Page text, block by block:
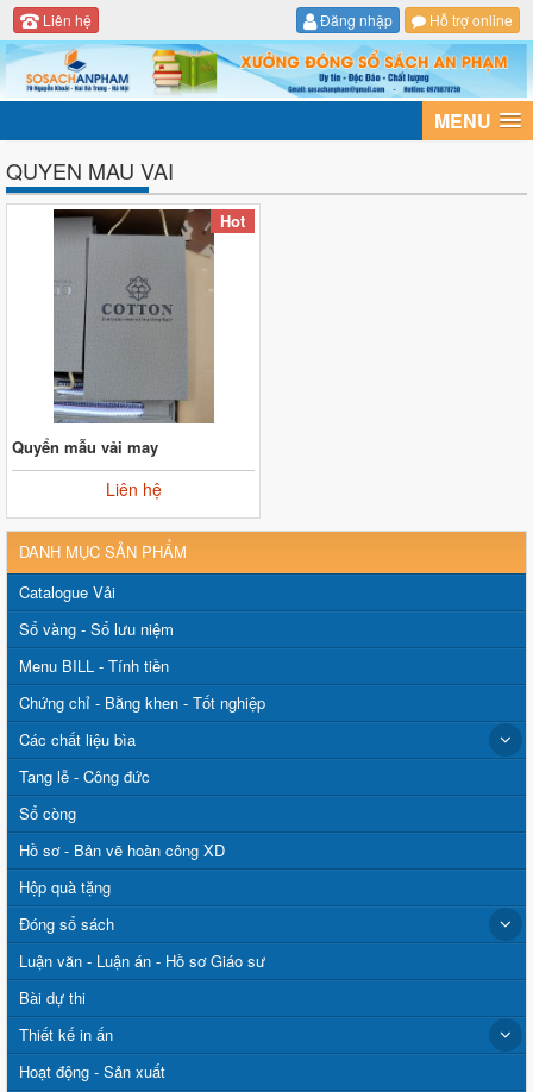
Liên hệ Đăng nhập Hỗ trợ online
MENU
QUYEN MAU VAI
Hot
Quyển mẫu vải may
Liên hệ
DANH MỤC SẢN PHẨM
Catalogue Vải
Sổ vàng - Sổ lưu niệm
Menu BILL - Tính tiền
Chứng chỉ - Bằng khen - Tốt nghiệp
Các chất liệu bìa
Tang lễ - Công đức
Sổ còng
Hồ sơ - Bản vẽ hoàn công XD
Hộp quà tặng
Đóng sổ sách
Luận văn - Luận án - Hồ sơ Giáo sư
Bài dự thi
Thiết kế in ấn
Hoạt động - Sản xuất